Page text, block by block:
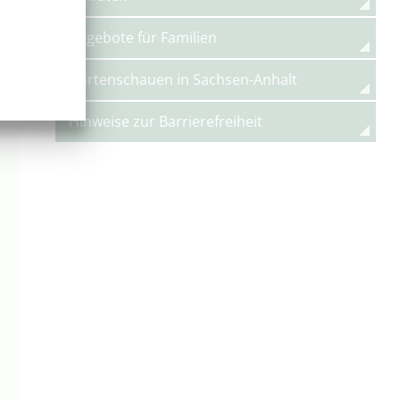
Angebote für Familien
Gartenschauen in Sachsen-Anhalt
Hinweise zur Barrierefreiheit